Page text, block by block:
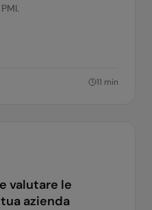
11 min
valutare le
azienda